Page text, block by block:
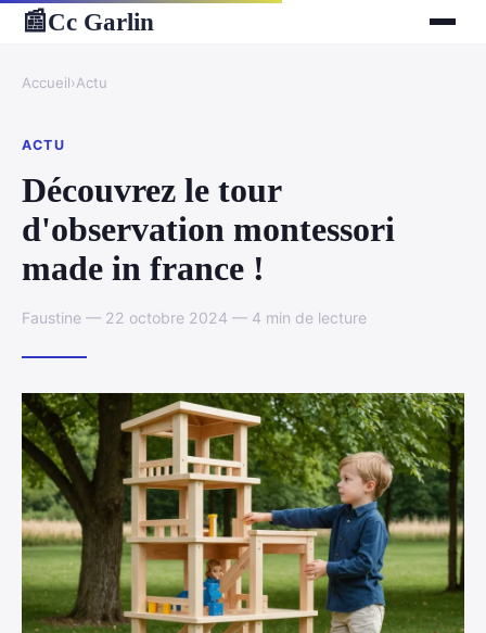
📰Cc Garlin
Accueil›Actu
ACTU
Découvrez le tour
d'observation montessori
made in france !
Faustine — 22 octobre 2024 — 4 min de lecture